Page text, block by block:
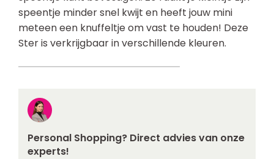
speentje minder snel kwijt en heeft jouw mini
meteen een knuffeltje om vast te houden! Deze
Ster is verkrijgbaar in verschillende kleuren.
Personal Shopping? Direct advies van onze
experts!